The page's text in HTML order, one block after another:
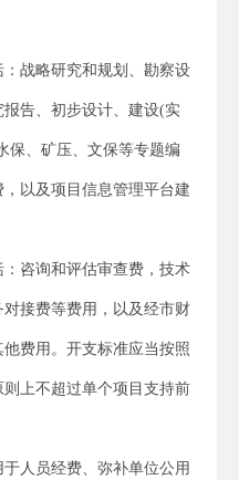
：战略研究和规划、勘察设
告、初步设计、建设(实
保、矿压、文保等专题编
以及项目信息管理平台建
：咨询和评估审查费，技术
接费等费用，以及经市财
费用。开支标准应当按照
上不超过单个项目支持前
于人员经费、弥补单位公用